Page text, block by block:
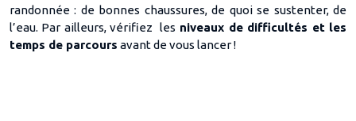
randonnée : de bonnes chaussures, de quoi se sustenter, de
l’eau. Par ailleurs, vérifiez les niveaux de difficultés et les
temps de parcours avant de vous lancer !